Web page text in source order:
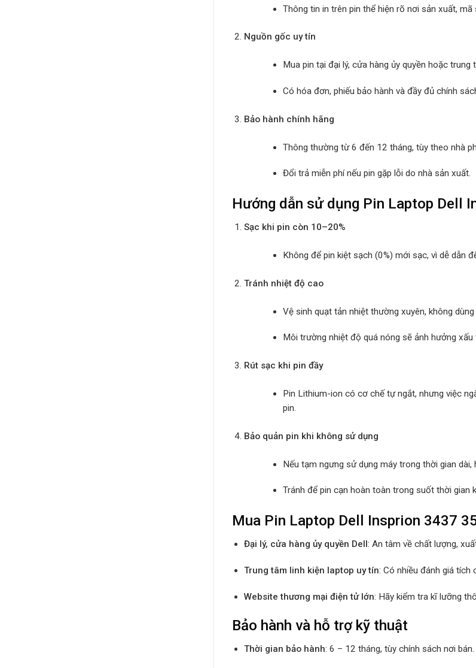
Thông tin in trên pin thể hiện rõ nơi sản xuất,
Nguồn gốc uy tín
Mua pin tại đại lý, cửa hàng ủy quyền hoặc
Có hóa đơn, phiếu bảo hành và đầy đủ chính
Bảo hành chính hãng
Thông thường từ 6 đến 12 tháng, tùy theo nhà
Đổi trả miễn phí nếu pin gặp lỗi do nhà sản xuất.
Hướng dẫn sử dụng Pin Laptop Dell
Sạc khi pin còn 10–20%
Không để pin kiệt sạch (0%) mới sạc, vì dễ dẫn
Tránh nhiệt độ cao
Vệ sinh quạt tản nhiệt thường xuyên, không
Môi trường nhiệt độ quá nóng sẽ ảnh hưởng xấu
Rút sạc khi pin đầy
Pin Lithium-ion có cơ chế tự ngắt, nhưng việc
pin.
Bảo quản pin khi không sử dụng
Nếu tạm ngưng sử dụng máy trong thời gian
Tránh để pin cạn hoàn toàn trong suốt thời gian
Mua Pin Laptop Dell Insprion 3437
Đại lý, cửa hàng ủy quyền Dell: An tâm về chất lượng,
Trung tâm linh kiện laptop uy tín: Có nhiều đánh giá tích
Website thương mại điện tử lớn: Hãy kiểm tra kĩ lưỡng
Bảo hành và hỗ trợ kỹ thuật
Thời gian bảo hành: 6 – 12 tháng, tùy chính sách nơi bán.